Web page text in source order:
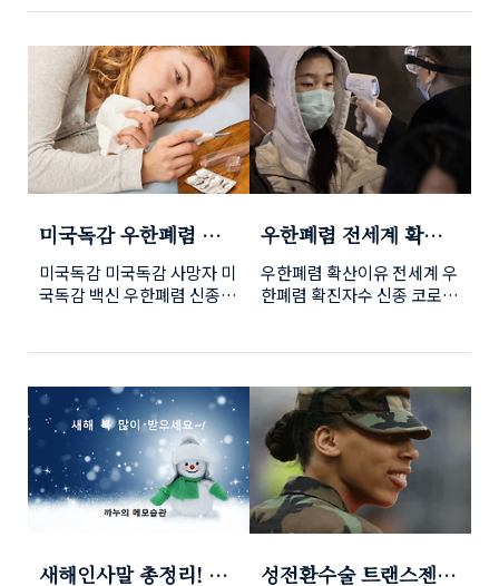
태호PD를 펭숙소에 초대했
습니다. 유산슬(유재석)은
MBC연예대상에서 펭수를 처
음 만났는데요. 펭수의 부탁
으로 펭수가 진행하는 '자이
언트 펭TV'에 출연하겠다고
약속했습니다. 현재 잠식 휴
식기에 접어든 유산슬을 대신
해 펭수를 만나러 EBS로 향
했습니다. 펭수는 유재석의
안전을 위해 자상하게 '펭-러
뷰 손들고 길건너!'라는 메세
지를 남기며 '펭수네붕어
빵'으로 인도했습니다. 유재
몇인데 ㅎㅎㅎ (하면서 손들
EBS에 도착한 유재석 유재석
: 펭~하~ 펭수 : 어? 유재석 선
배님이세요? 전 유산슬 불렀
는데?? 유재석 : 유산슬씨는
잠시 좀 쉬고있는 중..
장해 고소했다고 디스패치가
보도를 했습니다. 이번 대화
록에는 강용석의 코치로 김씨
가 가해자의 신변을 언론사에
노출하는등의 시도도 있었다
고 전했습니다. 이사건은
2015년 도도맘 김미나가 지
인이었던 한 남성과 식사도중
말싸움이 일어났고, 이과정에
서 남성이 화를참지못해 자신
을 폭행하고 신체접족까지 했
다고 증언했던 사건입니다.
경찰이 고소장을 접수하고 당
사자들을 소환 조사하는 과정
철저한 수사와 처벌을 요
정하지만 강제추행은 없었
다'고 진술 했다고 합니다. 이
에 경찰조사결과 강제추행에
대한 혐의는 인정되지 않는다
고 불기소 처분을 내렸으며,
특수폭행 ..
미국독감 우한폐렴 신
종코로나 보다 치명적!!
(종합비교)
미국독감 미국독감 사망자 미
국독감 백신 우한폐렴 신종코
공포를 주고 있는 가운데 미
국에서는 미국독감이 유행해
사망자가 속출하고 있습니다.
미국독감은 꽤 오래전부터 유
행했던 독감으로 알려져 있지
만 10년만인 이번 미국독감이
최악의 독감으로 어린이를 포
함총 8200명 이상의 사망자
다. 작년부터 시작된 미국독
우한폐렴 전세계 확산
되는 진짜 이유 밝혀졌
다!! (증상 및 백신치
료!!)
우한폐렴 확산이유 전세계 우
한폐렴 확진자수 신종 코로나
폐렴이 중국을 시작으로 전세
계로 빠르게 번져나가고 있습
니다. 미국의 보건당국도 2번
째 우한폐렴 확진자가 나왔다
고 밝혔는데요. 이번에 미국
에서 발생한 확진자는 아시아
권 이외의 나라에서 첫번째
우한폐렴 확진자로 확인됐습
니다. 프랑스 보건당국도 우
한폐렴 확진판정을 받은 2명
새해인사말 총정리! 톡
성전환수술 트랜스젠더